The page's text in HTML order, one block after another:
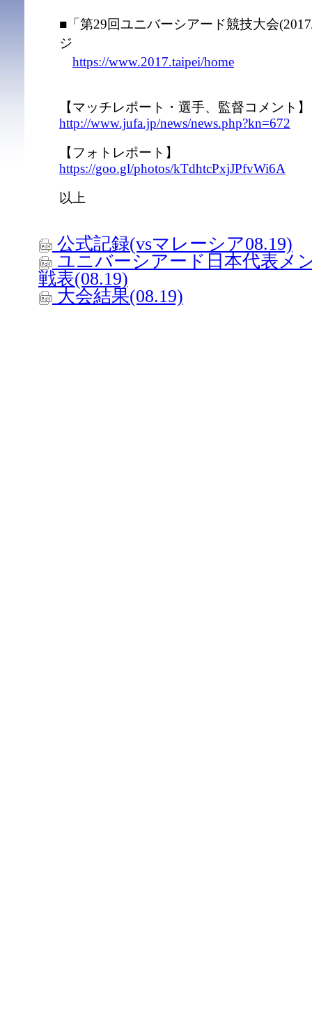
■「第29回ユニバーシアード競技大会
ジ
https://www.2017.taipei/home
【マッチレポート・選手、監督コメント】
http://www.jufa.jp/news/news.php?kn=672
【フォトレポート】
https://goo.gl/photos/kTdhtcPxjJPfvWi6A
以上
公式記録(vsマレーシア08.19)
ユニバーシアード日本代表メ
戦表(08.19)
大会結果(08.19)